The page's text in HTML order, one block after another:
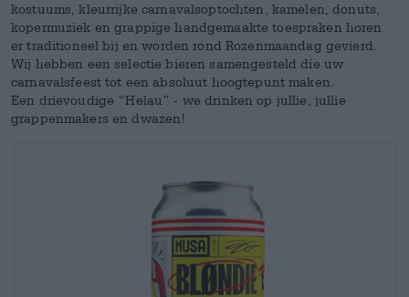
kostuums, kleurrijke carnavalsoptochten, kamelen, donuts,
kopermuziek en grappige handgemaakte toespraken horen
er traditioneel bij en worden rond Rozenmaandag gevierd.
Wij hebben een selectie bieren samengesteld die uw
carnavalsfeest tot een absoluut hoogtepunt maken.
Een drievoudige “Helau” - we drinken op jullie, jullie
grappenmakers en dwazen!